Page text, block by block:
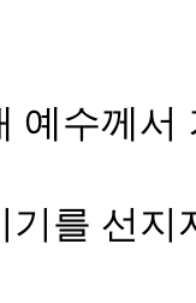
예수께
를 선